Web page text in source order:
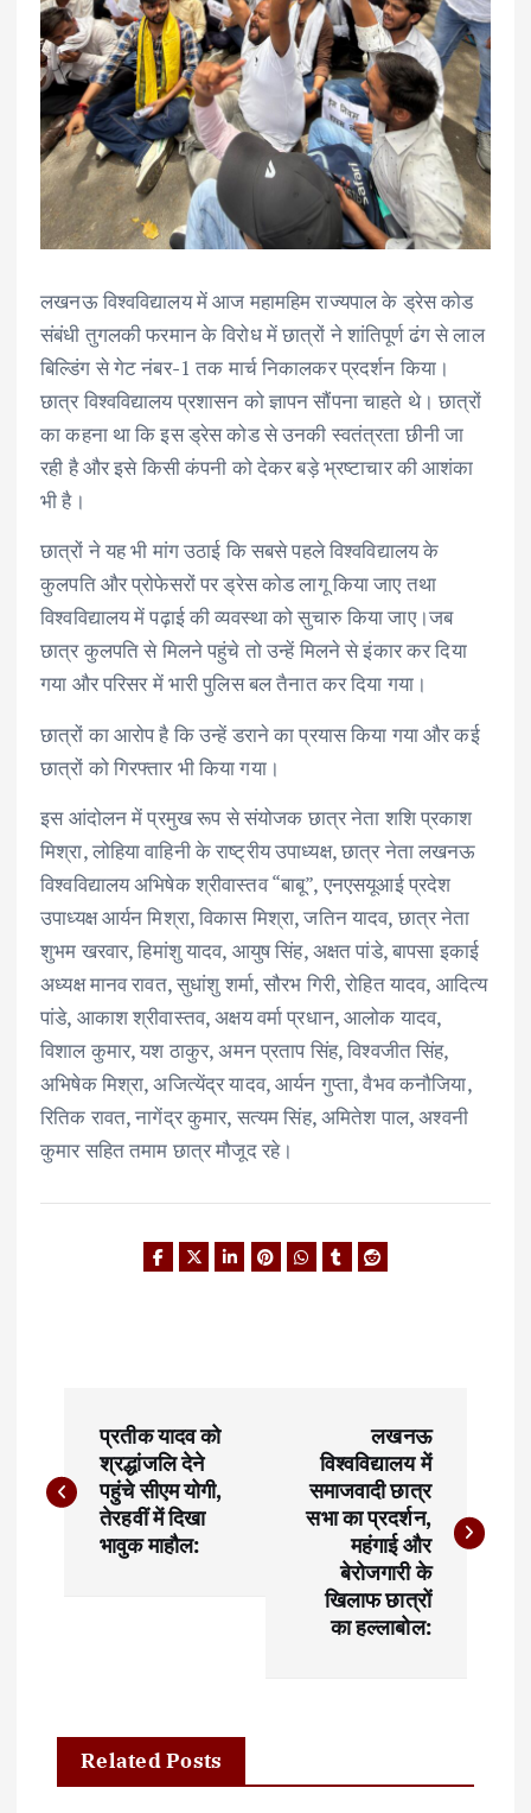
लखनऊ विश्वविद्यालय में आज महामहिम राज्यपाल के ड्रेस कोड
संबंधी तुगलकी फरमान के विरोध में छात्रों ने शांतिपूर्ण ढंग से लाल
बिल्डिंग से गेट नंबर-1 तक मार्च निकालकर प्रदर्शन किया।
छात्र विश्वविद्यालय प्रशासन को ज्ञापन सौंपना चाहते थे। छात्रों
का कहना था कि इस ड्रेस कोड से उनकी स्वतंत्रता छीनी जा
रही है और इसे किसी कंपनी को देकर बड़े भ्रष्टाचार की आशंका
भी है।
छात्रों ने यह भी मांग उठाई कि सबसे पहले विश्वविद्यालय के
कुलपति और प्रोफेसरों पर ड्रेस कोड लागू किया जाए तथा
विश्वविद्यालय में पढ़ाई की व्यवस्था को सुचारु किया जाए।जब
छात्र कुलपति से मिलने पहुंचे तो उन्हें मिलने से इंकार कर दिया
गया और परिसर में भारी पुलिस बल तैनात कर दिया गया।
छात्रों का आरोप है कि उन्हें डराने का प्रयास किया गया और कई
छात्रों को गिरफ्तार भी किया गया।
इस आंदोलन में प्रमुख रूप से संयोजक छात्र नेता शशि प्रकाश
मिश्रा, लोहिया वाहिनी के राष्ट्रीय उपाध्यक्ष, छात्र नेता लखनऊ
विश्वविद्यालय अभिषेक श्रीवास्तव “बाबू”, एनएसयूआई प्रदेश
उपाध्यक्ष आर्यन मिश्रा, विकास मिश्रा, जतिन यादव, छात्र नेता
शुभम खरवार, हिमांशु यादव, आयुष सिंह, अक्षत पांडे, बापसा इकाई
अध्यक्ष मानव रावत, सुधांशु शर्मा, सौरभ गिरी, रोहित यादव, आदित्य
पांडे, आकाश श्रीवास्तव, अक्षय वर्मा प्रधान, आलोक यादव,
विशाल कुमार, यश ठाकुर, अमन प्रताप सिंह, विश्वजीत सिंह,
अभिषेक मिश्रा, अजित्येंद्र यादव, आर्यन गुप्ता, वैभव कनौजिया,
रितिक रावत, नागेंद्र कुमार, सत्यम सिंह, अमितेश पाल, अश्वनी
कुमार सहित तमाम छात्र मौजूद रहे।
s
g
प्रतीक यादव को
श्रद्धांजलि देने
पहुंचे सीएम योगी,
तेरहवीं में दिखा
भावुक माहौल:
लखनऊ
विश्वविद्यालय में
समाजवादी छात्र
सभा का प्रदर्शन,
महंगाई और
बेरोजगारी के
खिलाफ छात्रों
का हल्लाबोल:
Related Posts